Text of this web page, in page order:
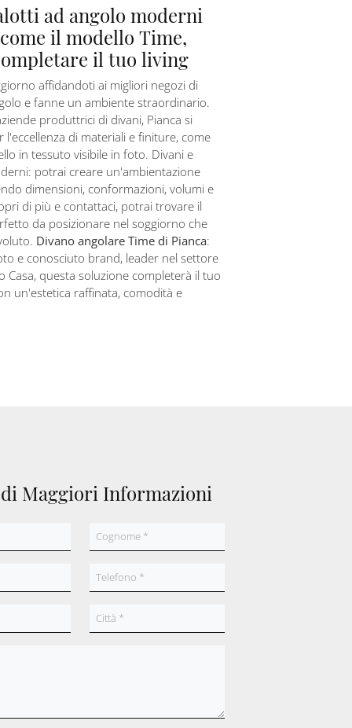
ad angolo moderni
il modello Time,
il tuo living
affidandoti ai migliori negozi di
e fanne un ambiente straordinario.
produttrici di divani, Pianca si
l'eccellenza di materiali e finiture, come
in tessuto visibile in foto. Divani e
potrai creare un'ambientazione
dimensioni, conformazioni, volumi e
di più e contattaci, potrai trovare il
da posizionare nel soggiorno che
Divano angolare Time di Pianca:
e conosciuto brand, leader nel settore
Casa, questa soluzione completerà il tuo
un'estetica raffinata, comodità e
Maggiori Informazioni